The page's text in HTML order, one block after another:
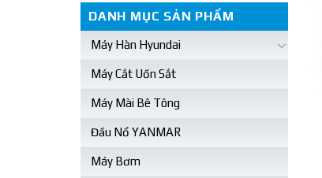
DANH MỤC SẢN PHẨM
Máy Hàn Hyundai
Máy Cắt Uốn Sắt
Máy Mài Bê Tông
Đầu Nổ YANMAR
Máy Bơm